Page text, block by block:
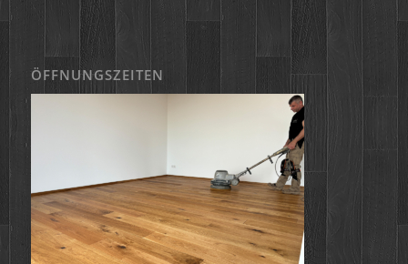
ÖFFNUNGSZEITEN